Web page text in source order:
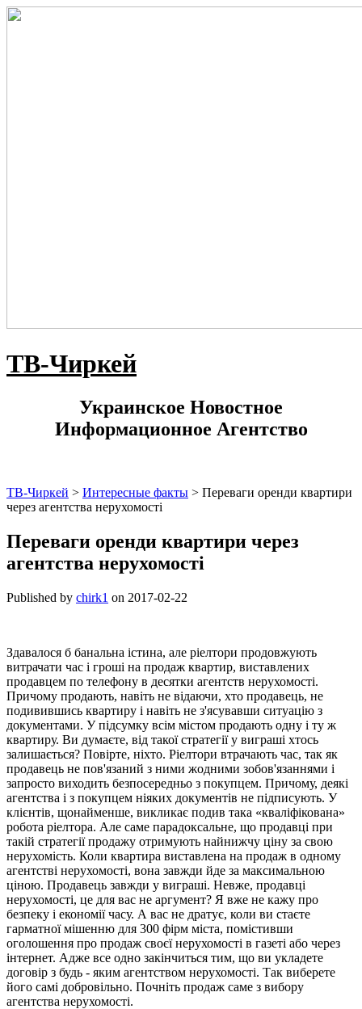
ТВ-Чиркей
Украинское Новостное
Информационное Агентство
ТВ-Чиркей > Интересные факты > Переваги оренди квартири
через агентства нерухомості
Переваги оренди квартири через
агентства нерухомості
Published by chirk1 on 2017-02-22
Здавалося б банальна істина, але ріелтори продовжують
витрачати час і гроші на продаж квартир, виставлених
продавцем по телефону в десятки агентств нерухомості.
Причому продають, навіть не відаючи, хто продавець, не
подивившись квартиру і навіть не з'ясувавши ситуацію з
документами. У підсумку всім містом продають одну і ту ж
квартиру. Ви думаєте, від такої стратегії у виграші хтось
залишається? Повірте, ніхто. Ріелтори втрачають час, так як
продавець не пов'язаний з ними жодними зобов'язаннями і
запросто виходить безпосередньо з покупцем. Причому, деякі
агентства і з покупцем ніяких документів не підписують. У
клієнтів, щонайменше, викликає подив така «кваліфікована»
робота ріелтора. Але саме парадоксальне, що продавці при
такій стратегії продажу отримують найнижчу ціну за свою
нерухомість. Коли квартира виставлена на продаж в одному
агентстві нерухомості, вона завжди йде за максимальною
ціною. Продавець завжди у виграші. Невже, продавці
нерухомості, це для вас не аргумент? Я вже не кажу про
безпеку і економії часу. А вас не дратує, коли ви стаєте
гарматної мішенню для 300 фірм міста, помістивши
оголошення про продаж своєї нерухомості в газеті або через
інтернет. Адже все одно закінчиться тим, що ви укладете
договір з будь - яким агентством нерухомості. Так виберете
його самі добровільно. Почніть продаж саме з вибору
агентства нерухомості.